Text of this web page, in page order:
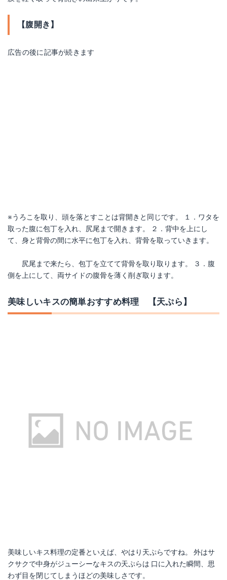
【腹開き】
広告の後に記事が続きます
※うろこを取り、頭を落とすことは背開きと同じです。 １．ワタを
取った腹に包丁を入れ、尻尾まで開きます。 ２．背中を上にし
て、身と背骨の間に水平に包丁を入れ、背骨を取っていきます。
尻尾まで来たら、包丁を立てて背骨を取り取ります。 ３．腹
側を上にして、両サイドの腹骨を薄く削ぎ取ります。
美味しいキスの簡単おすすめ料理 【天ぷら】
美味しいキス料理の定番といえば、やはり天ぷらですね。 外はサ
クサクで中身がジューシーなキスの天ぷらは 口に入れた瞬間、思
わず目を閉じてしまうほどの美味しさです。